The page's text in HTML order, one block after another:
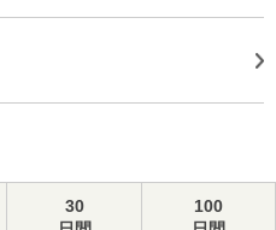
30
100